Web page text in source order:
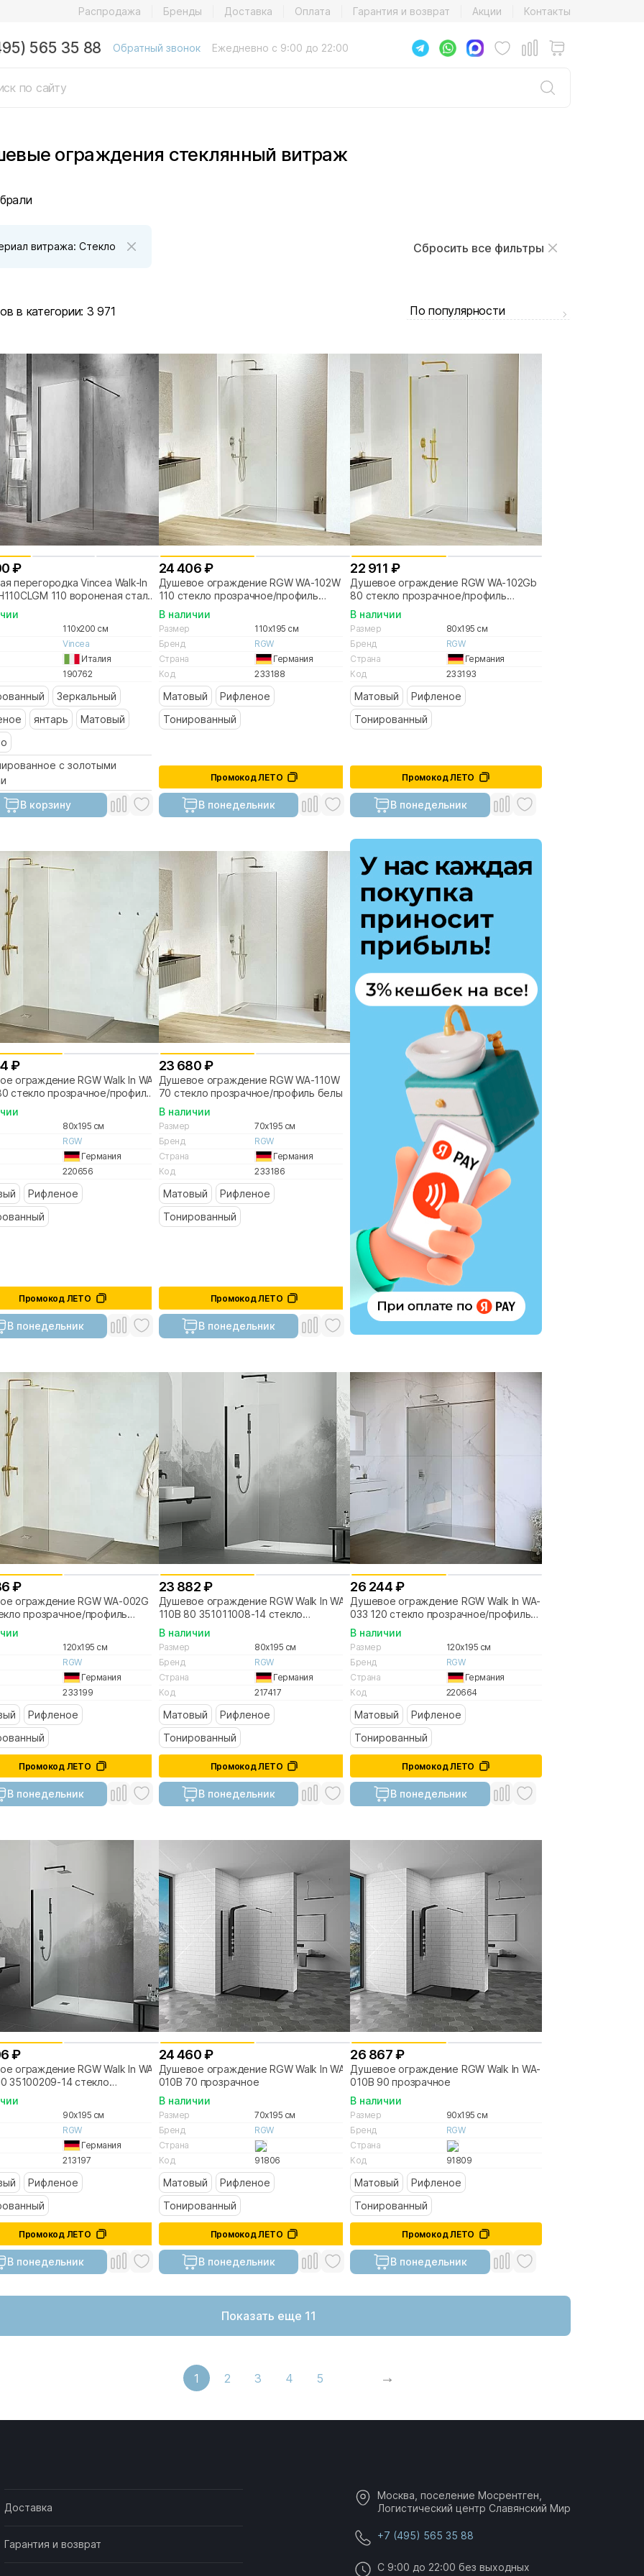
Распродажа Бренды Доставка Оплата Гарантия и возврат Акции Контакты
565 35 88 Обратный звонок Ежедневно с 9:00 до 22:00
ограждения стеклянный витраж
витража: Стекло Сбросить все фильтры
в категории: 3 971 По популярности
₽
перегородка Vincea Walk-In
110 вороненая сталь/
110x200 см
Vincea
Италия
190762
Зеркальный
янтарь
Матовый
с золотыми
В корзину
24 406 ₽
Душевое ограждение RGW WA-102W
110 стекло прозрачное/профиль
белый
В наличии
Размер
110x195 см
Бренд
RGW
Страна
Германия
Код
233188
Матовый
Рифленое
Тонированный
Промокод ЛЕТО
В понедельник
22 911 ₽
Душевое ограждение RGW WA-102Gb
80 стекло прозрачное/профиль
золото браш
В наличии
Размер
80x195 см
Бренд
RGW
Страна
Германия
Код
233193
Матовый
Рифленое
Тонированный
Промокод ЛЕТО
В понедельник
₽
ограждение RGW Walk In WA-
стекло прозрачное/профиль
80x195 см
RGW
Германия
220656
Рифленое
Промокод ЛЕТО
В понедельник
23 680 ₽
Душевое ограждение RGW WA-110W
70 стекло прозрачное/профиль белый
В наличии
Размер
70x195 см
Бренд
RGW
Страна
Германия
Код
233186
Матовый
Рифленое
Тонированный
Промокод ЛЕТО
В понедельник
₽
ограждение RGW WA-002G
прозрачное/профиль
120x195 см
RGW
Германия
233199
Рифленое
Промокод ЛЕТО
В понедельник
23 882 ₽
Душевое ограждение RGW Walk In WA-
110B 80 351011008-14 стекло
прозрачное/профиль черный
В наличии
Размер
80x195 см
Бренд
RGW
Страна
Германия
Код
217417
Матовый
Рифленое
Тонированный
Промокод ЛЕТО
В понедельник
26 244 ₽
Душевое ограждение RGW Walk In WA-
033 120 стекло прозрачное/профиль
хром
В наличии
Размер
120x195 см
Бренд
RGW
Страна
Германия
Код
220664
Матовый
Рифленое
Тонированный
Промокод ЛЕТО
В понедельник
₽
ограждение RGW Walk In WA-
35100209-14 стекло
профиль черный
90x195 см
RGW
Германия
213197
Рифленое
Промокод ЛЕТО
В понедельник
24 460 ₽
Душевое ограждение RGW Walk In WA-
010B 70 прозрачное
В наличии
Размер
70x195 см
Бренд
RGW
Страна
Код
91806
Матовый
Рифленое
Тонированный
Промокод ЛЕТО
В понедельник
26 867 ₽
Душевое ограждение RGW Walk In WA-
010B 90 прозрачное
В наличии
Размер
90x195 см
Бренд
RGW
Страна
Код
91809
Матовый
Рифленое
Тонированный
Промокод ЛЕТО
В понедельник
Показать еще 11
1 2 3 4 5
Доставка
Гарантия и возврат
Москва, поселение Мосрентген,
Логистический центр Славянский Мир
+7 (495) 565 35 88
C 9:00 до 22:00 без выходных